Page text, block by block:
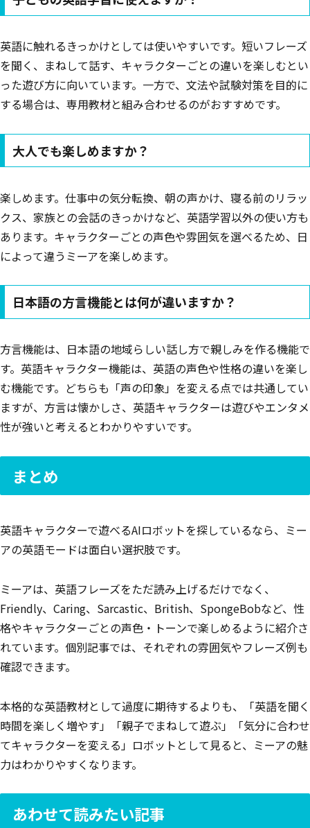
英語に触れるきっかけとしては使いやすいです。短いフレーズ
を聞く、まねして話す、キャラクターごとの違いを楽しむとい
った遊び方に向いています。一方で、文法や試験対策を目的に
する場合は、専用教材と組み合わせるのがおすすめです。
大人でも楽しめますか？
楽しめます。仕事中の気分転換、朝の声かけ、寝る前のリラッ
クス、家族との会話のきっかけなど、英語学習以外の使い方も
あります。キャラクターごとの声色や雰囲気を選べるため、日
によって違うミーアを楽しめます。
日本語の方言機能とは何が違いますか？
方言機能は、日本語の地域らしい話し方で親しみを作る機能で
す。英語キャラクター機能は、英語の声色や性格の違いを楽し
む機能です。どちらも「声の印象」を変える点では共通してい
ますが、方言は懐かしさ、英語キャラクターは遊びやエンタメ
性が強いと考えるとわかりやすいです。
まとめ
英語キャラクターで遊べるAIロボットを探しているなら、ミー
アの英語モードは面白い選択肢です。
ミーアは、英語フレーズをただ読み上げるだけでなく、
Friendly、Caring、Sarcastic、British、SpongeBobなど、性
格やキャラクターごとの声色・トーンで楽しめるように紹介さ
れています。個別記事では、それぞれの雰囲気やフレーズ例も
確認できます。
本格的な英語教材として過度に期待するよりも、「英語を聞く
時間を楽しく増やす」「親子でまねして遊ぶ」「気分に合わせ
てキャラクターを変える」ロボットとして見ると、ミーアの魅
力はわかりやすくなります。
あわせて読みたい記事